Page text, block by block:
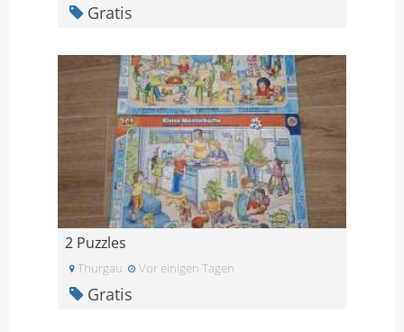
Gratis
2 Puzzles
Thurgau Vor einigen Tagen
Gratis